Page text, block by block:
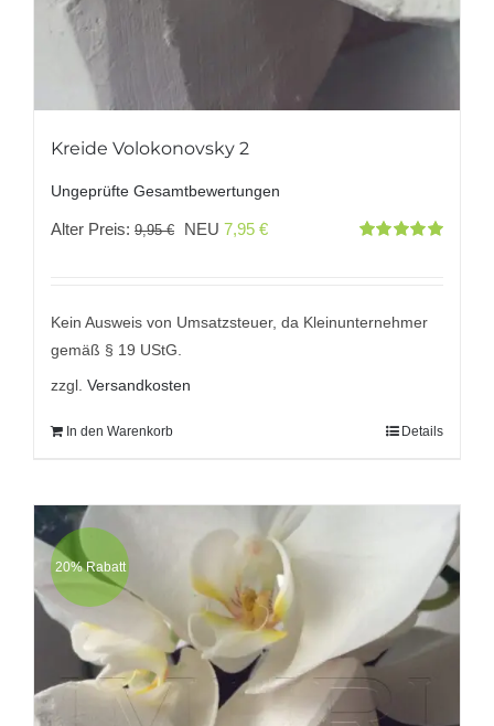
Kreide Volokonovsky 2
Ungeprüfte Gesamtbewertungen
Alter Preis: 9,95€
Ursprünglicher
9,95 €
NEU 7,95 €Aktueller
7,95 €.
Kein Ausweis von Umsatzsteuer, da Kleinunternehmer
gemäß § 19 UStG.
zzgl. Versandkosten
In den Warenkorb Details
20% Rabatt